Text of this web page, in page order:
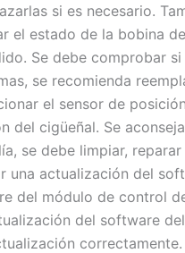
si es necesario.
el estado de la bobina
Se debe comprobar
se recomienda
el sensor de
del cigüeñal. Se
se debe limpiar,
una actualización del
del módulo de control
del software
correctamente.